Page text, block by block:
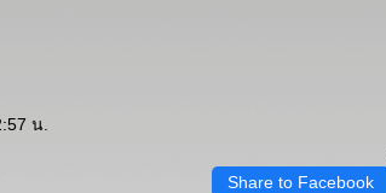
น.
Share to Facebook